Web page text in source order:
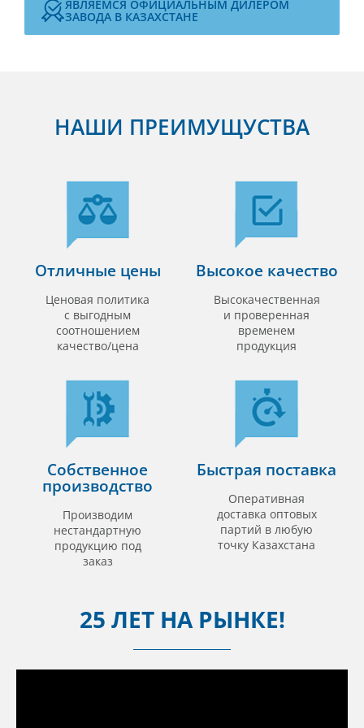
ЯВЛЯЕМСЯ ОФИЦИАЛЬНЫМ ДИЛЕРОМ
ЗАВОДА В КАЗАХСТАНЕ
НАШИ ПРЕИМУЩУСТВА
Отличные цены
Ценовая политика
с выгодным
соотношением
качество/цена
Высокое качество
Высокачественная
и проверенная
временем
продукция
Собственное
производство
Производим
нестандартную
продукцию под
заказ
Быстрая поставка
Оперативная
доставка оптовых
партий в любую
точку Казахстана
25 ЛЕТ НА РЫНКЕ!